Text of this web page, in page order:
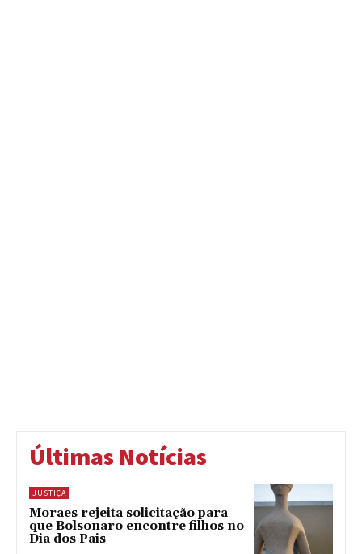
Últimas Notícias
JUSTIÇA
Moraes rejeita solicitação para
que Bolsonaro encontre filhos no
Dia dos Pais